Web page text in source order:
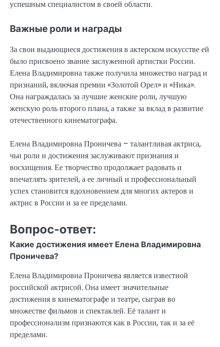
успешным специалистом в своей области.
Важные роли и награды
За свои выдающиеся достижения в актерском искусстве ей
было присвоено звание заслуженной артистки России.
Елена Владимировна также получила множество наград и
признаний, включая премии «Золотой Орел» и «Ника».
Она награждалась за лучшие женские роли, лучшую
женскую роль второго плана, а также за вклад в развитие
отечественного кинематографа.
Елена Владимировна Проничева – талантливая актриса,
чьи роли и достижения заслуживают признания и
восхищения. Ее творчество продолжает радовать и
впечатлять зрителей, а ее личный и профессиональный
успех становится вдохновением для многих актеров и
актрис в России и за ее пределами.
Вопрос-ответ:
Какие достижения имеет Елена Владимировна
Проничева?
Елена Владимировна Проничева является известной
российской актрисой. Она имеет значительные
достижения в кинематографе и театре, сыграв во
множестве фильмов и спектаклей. Её талант и
профессионализм признаются как в России, так и за её
пределами.